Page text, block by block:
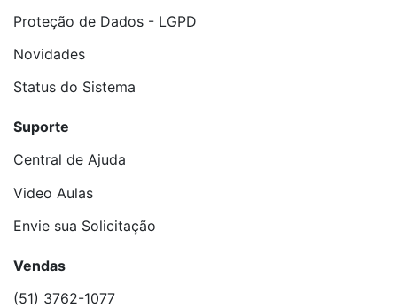
Proteção de Dados - LGPD
Novidades
Status do Sistema
Suporte
Central de Ajuda
Video Aulas
Envie sua Solicitação
Vendas
(51) 3762-1077